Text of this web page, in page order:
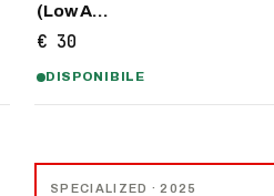
(Low A…
€ 30
DISPONIBILE
SPECIALIZED · 2025